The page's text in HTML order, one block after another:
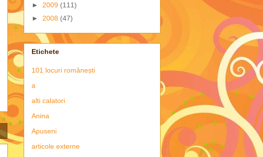
► 2009 (111)
► 2008 (47)
Etichete
101 locuri românești
a
alti calatori
Anina
Apuseni
articole externe